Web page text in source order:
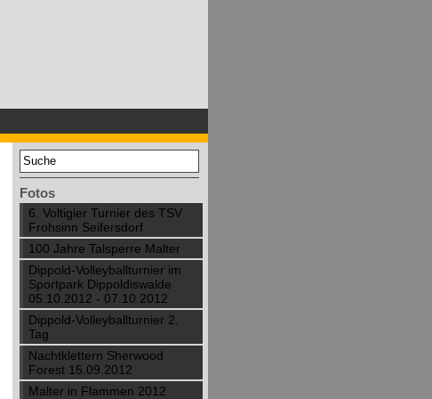
Fotos
6. Voltigier Turnier des TSV
Frohsinn Seifersdorf
100 Jahre Talsperre Malter
Dippold-Volleyballturnier im
Sportpark Dippoldiswalde
05.10.2012 - 07.10.2012
Dippold-Volleyballturnier 2.
Tag
Nachtklettern Sherwood
Forest 15.09.2012
Malter in Flammen 2012